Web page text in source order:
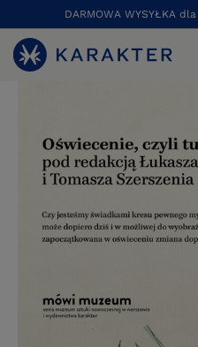
DARMOWA WYSYŁKA
STRONA GŁÓWNA KSIĄŻKI